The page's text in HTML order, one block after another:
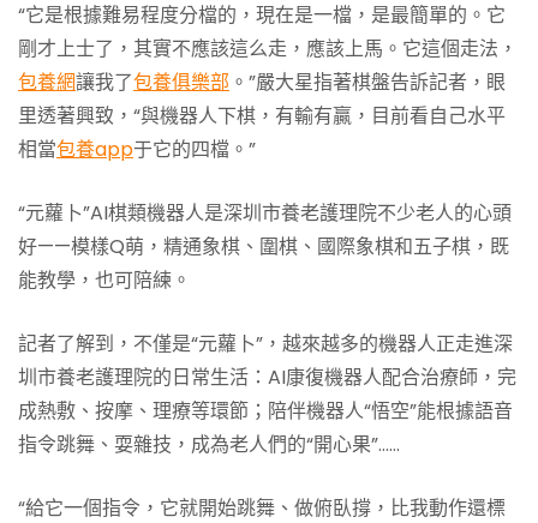
“它是根據難易程度分檔的，現在是一檔，是最簡單的。它
剛才上士了，其實不應該這么走，應該上馬。它這個走法，
包養網讓我了包養俱樂部 。”嚴大星指著棋盤告訴記者，眼
里透著興致，“與機器人下棋，有輸有贏，目前看自己水平
相當包養app于它的四檔。”
“元蘿卜”AI棋類機器人是深圳市養老護理院不少老人的心頭
好——模樣Q萌，精通象棋、圍棋、國際象棋和五子棋，既
能教學，也可陪練。
記者了解到，不僅是“元蘿卜”，越來越多的機器人正走進深
圳市養老護理院的日常生活：AI康復機器人配合治療師，完
成熱敷、按摩、理療等環節；陪伴機器人“悟空”能根據語音
指令跳舞、耍雜技，成為老人們的“開心果”……
“給它一個指令，它就開始跳舞、做俯臥撐，比我動作還標